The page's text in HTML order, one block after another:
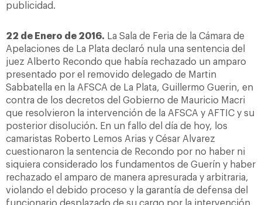
publicidad.
22 de Enero de 2016. La Sala de Feria de la Cámara de
Apelaciones de La Plata declaró nula una sentencia del
juez Alberto Recondo que había rechazado un amparo
presentado por el removido delegado de Martin
Sabbatella en la AFSCA de La Plata, Guillermo Guerin, en
contra de los decretos del Gobierno de Mauricio Macri
que resolvieron la intervención de la AFSCA y AFTIC y su
posterior disolución. En un fallo del día de hoy, los
camaristas Roberto Lemos Arias y César Alvarez
cuestionaron la sentencia de Recondo por no haber ni
siquiera considerado los fundamentos de Guerín y haber
rechazado el amparo de manera apresurada y arbitraria,
violando el debido proceso y la garantía de defensa del